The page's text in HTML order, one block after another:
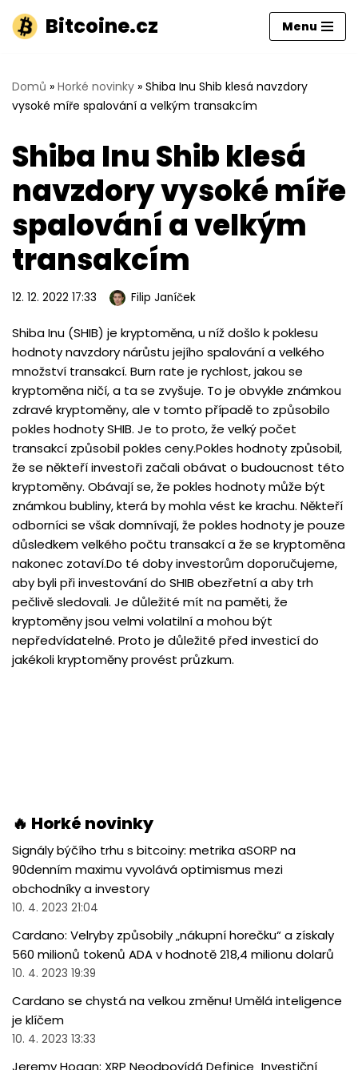
Přeskočit
obsah
Bitcoine.cz Menu
Domů » Horké novinky » Shiba Inu Shib klesá navzdory
vysoké míře spalování a velkým transakcím
Shiba Inu Shib klesá
navzdory vysoké míře
spalování a velkým
transakcím
12. 12. 2022 17:33 Filip Janíček
Shiba Inu (SHIB) je kryptoměna, u níž došlo k poklesu
hodnoty navzdory nárůstu jejího spalování a velkého
množství transakcí. Burn rate je rychlost, jakou se
kryptoměna ničí, a ta se zvyšuje. To je obvykle známkou
zdravé kryptoměny, ale v tomto případě to způsobilo
pokles hodnoty SHIB. Je to proto, že velký počet
transakcí způsobil pokles ceny.Pokles hodnoty způsobil,
že se někteří investoři začali obávat o budoucnost této
kryptoměny. Obávají se, že pokles hodnoty může být
známkou bubliny, která by mohla vést ke krachu. Někteří
odborníci se však domnívají, že pokles hodnoty je pouze
důsledkem velkého počtu transakcí a že se kryptoměna
nakonec zotaví.Do té doby investorům doporučujeme,
aby byli při investování do SHIB obezřetní a aby trh
pečlivě sledovali. Je důležité mít na paměti, že
kryptoměny jsou velmi volatilní a mohou být
nepředvídatelné. Proto je důležité před investicí do
jakékoli kryptoměny provést průzkum.
🔥 Horké novinky
Signály býčího trhu s bitcoiny: metrika aSORP na
90denním maximu vyvolává optimismus mezi
obchodníky a investory
10. 4. 2023 21:04
Cardano: Velryby způsobily „nákupní horečku“ a získaly
560 milionů tokenů ADA v hodnotě 218,4 milionu dolarů
10. 4. 2023 19:39
Cardano se chystá na velkou změnu! Umělá inteligence
je klíčem
10. 4. 2023 13:33
Jeremy Hogan: XRP Neodpovídá Definice „Investiční